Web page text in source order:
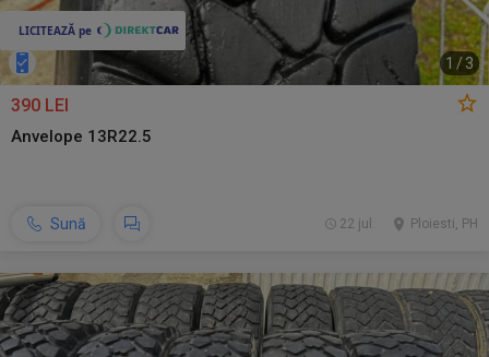
1 /3
390 LEI
Anvelope 13R22.5
Sună Ploiesti, PH
22 jul.